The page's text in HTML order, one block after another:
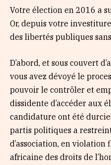
Votre élection en 2016 a
Or, depuis votre
des libertés publiques
D’abord, et sous couvert
vous avez dévoyé le
pouvoir le contrôler et
dissidente d’accéder aux
candidature ont été
partis politiques a
d’association, en violation
africaine des droits de